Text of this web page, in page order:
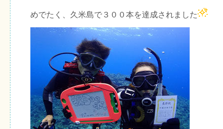
めでたく、久米島で３００本を達成されました